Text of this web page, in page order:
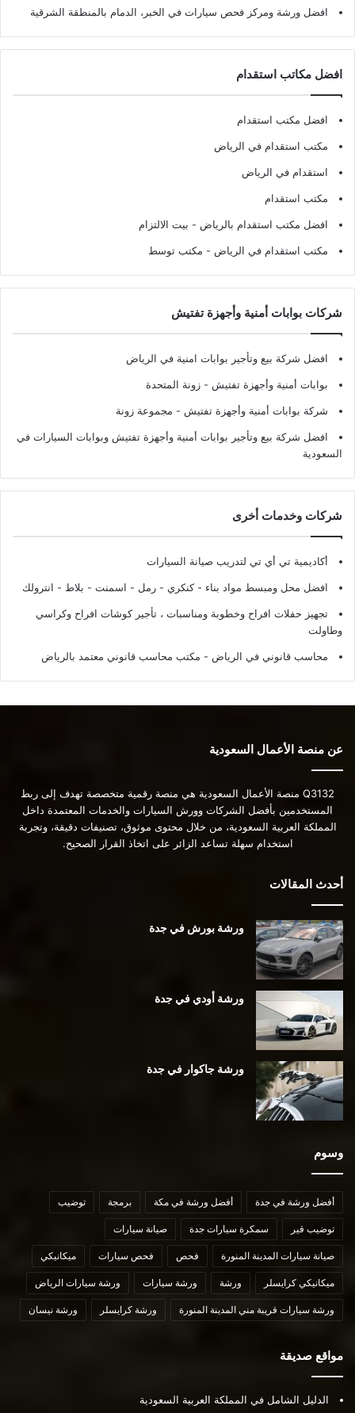
افضل ورشة ومركز فحص سيارات في الخبر، الدمام بالمنطقة الشرقية
افضل مكاتب استقدام
افضل مكتب استقدام
مكتب استقدام في الرياض
استقدام في الرياض
مكتب استقدام
افضل مكتب استقدام بالرياض - بيت الالتزام
مكتب استقدام في الرياض - مكتب توسط
شركات بوابات أمنية وأجهزة تفتيش
افضل شركة بيع وتأجير بوابات امنية في الرياض
بوابات أمنية وأجهزة تفتيش - زونة المتحدة
شركة بوابات أمنية وأجهزة تفتيش - مجموعة زونة
افضل شركة بيع وتأجير بوابات أمنية وأجهزة تفتيش وبوابات السيارات في
السعودية
شركات وخدمات أخرى
أكاديمية تي أي تي لتدريب صيانة السيارات
افضل محل ومبسط مواد بناء - كنكري - رمل - اسمنت - بلاط - انترولك
تجهيز حفلات افراح وخطوبة ومناسبات ، تأجير كوشات افراح وكراسي
وطاولت
محاسب قانوني في الرياض - مكتب محاسب قانوني معتمد بالرياض
عن منصة الأعمال السعودية
Q3132 منصة الأعمال السعودية هي منصة رقمية متخصصة تهدف إلى ربط
المستخدمين بأفضل الشركات وورش السيارات والخدمات المعتمدة داخل
المملكة العربية السعودية، من خلال محتوى موثوق، تصنيفات دقيقة، وتجربة
استخدام سهلة تساعد الزائر على اتخاذ القرار الصحيح.
أحدث المقالات
ورشة بورش في جدة
ورشة أودي في جدة
ورشة جاكوار في جدة
وسوم
أفضل ورشة في جدة أفضل ورشة في مكة برمجة توضيب
توضيب قير سمكرة سيارات جدة صيانة سيارات
صيانة سيارات المدينة المنورة فحص فحص سيارات ميكانيكي
ميكانيكي كرايسلر ورشة ورشة سيارات ورشة سيارات الرياض
ورشة سيارات قريبة مني المدينة المنورة ورشة كرايسلر ورشة نيسان
مواقع صديقة
الدليل الشامل في المملكة العربية السعودية